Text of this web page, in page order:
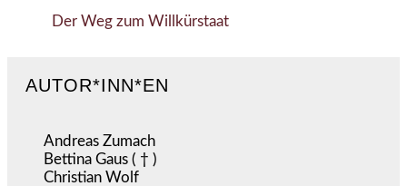
Der Weg zum Willkürstaat
AUTOR*INN*EN
Andreas Zumach
Bettina Gaus ( † )
Christian Wolf